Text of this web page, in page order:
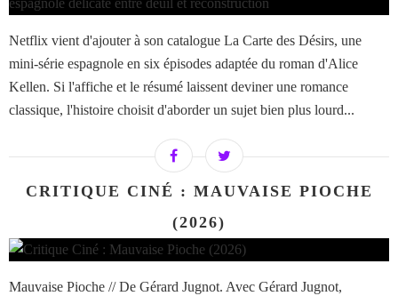
Netflix vient d'ajouter à son catalogue La Carte des Désirs, une
mini-série espagnole en six épisodes adaptée du roman d'Alice
Kellen. Si l'affiche et le résumé laissent deviner une romance
classique, l'histoire choisit d'aborder un sujet bien plus lourd...
CRITIQUE CINÉ : MAUVAISE PIOCHE
(2026)
Mauvaise Pioche // De Gérard Jugnot. Avec Gérard Jugnot,